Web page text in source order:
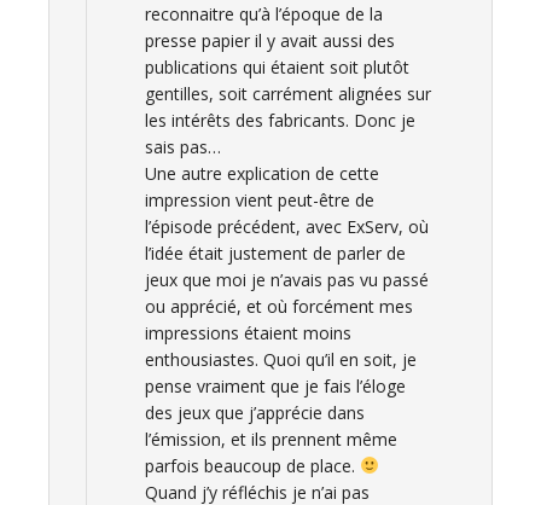
reconnaitre qu’à l’époque de la
presse papier il y avait aussi des
publications qui étaient soit plutôt
gentilles, soit carrément alignées sur
les intérêts des fabricants. Donc je
sais pas…
Une autre explication de cette
impression vient peut-être de
l’épisode précédent, avec ExServ, où
l’idée était justement de parler de
jeux que moi je n’avais pas vu passé
ou apprécié, et où forcément mes
impressions étaient moins
enthousiastes. Quoi qu’il en soit, je
pense vraiment que je fais l’éloge
des jeux que j’apprécie dans
l’émission, et ils prennent même
parfois beaucoup de place.
Quand j’y réfléchis je n’ai pas